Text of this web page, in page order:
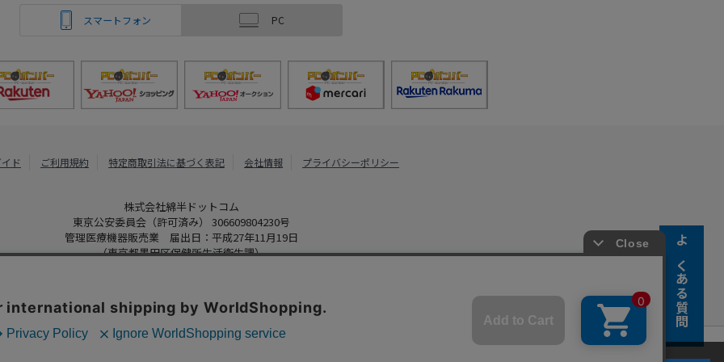
よくある質問
スマートフォン PC
ド ご利用規約 特定商取引法に基づく表記 会社情報 プライバシーポリシー
株式会社綿半ドットコム
東京公安委員会（許可済み） 306609804230号
管理医療機器販売業 届出日：平成27年11月19日
（東京都墨田区保健所生活衛生課）
Copyright 2022Watahan.com Co., Ltd. Powered by Watahan Partners Co., Ltd.